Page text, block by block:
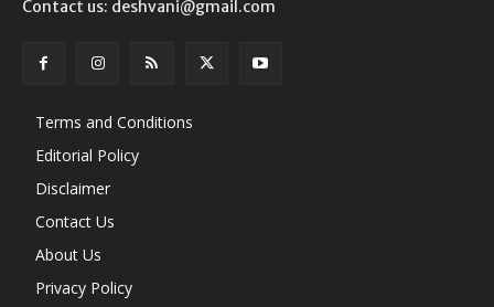
Contact us: deshvani@gmail.com
Terms and Conditions
Editorial Policy
Disclaimer
Contact Us
About Us
Privacy Policy